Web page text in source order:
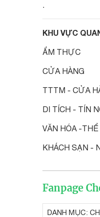
.
KHU VỰC
ẨM THỰC
CỬA HÀNG
TTTM - CỬA
DI TÍCH - TÍN
VĂN HÓA -
KHÁCH SẠN -
Fanpage
DANH MỤC: